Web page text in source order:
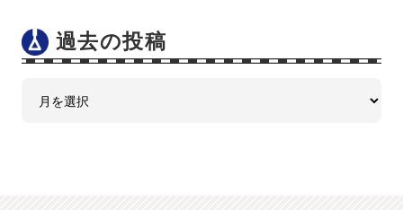
過去の投稿